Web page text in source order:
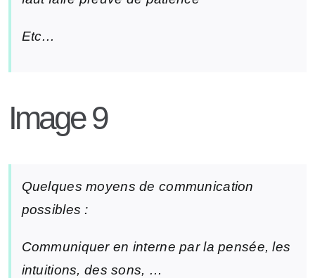
Etc…
Image 9
Quelques moyens de communication
possibles :
Communiquer en interne par la pensée, les
intuitions, des sons, …